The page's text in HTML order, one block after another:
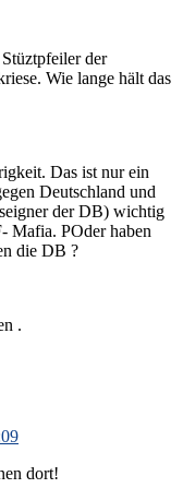
der
Wie lange hält das
Das ist nur ein
Deutschland und
der DB) wichtig
Mafia. POder haben
die DB ?
.
dort!